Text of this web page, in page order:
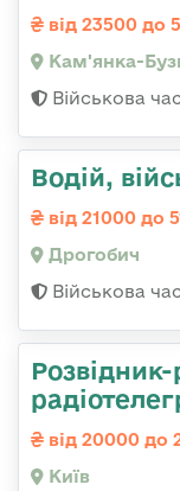
від 23500 до
Кам'янка-
Військова
Водій,
від 21000 до
Дрогобич
Військова
від 20000 до
Київ